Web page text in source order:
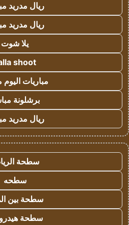
ريال مدريد
ريال مدريد
يلا شوت
shoot
مباريات اليوم
برشلونة
ريال مدريد
سطحة
سطحه
سطحة بين
سطحة